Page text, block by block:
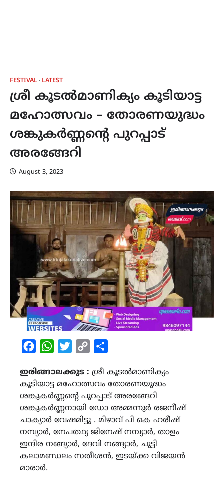
FESTIVAL LATEST
ശ്രീ കൂടൽമാണിക്യം കൂടിയാട്ട
മഹോത്സവം – തോരണയുദ്ധം
ശങ്കുകർണ്ണന്‍റെ പുറപ്പാട്
അരങ്ങേറി
August 3, 2023
FacebookWhatsAppTwitterCopy
ഇരിങ്ങാലക്കുട : ശ്രീ കൂടൽമാണിക്യം
കൂടിയാട്ട മഹോത്സവം തോരണയുദ്ധം
ശങ്കുകർണ്ണന്റെ പുറപ്പാട് അരങ്ങേറി
ശങ്കുകർണ്ണനായി ഡോ അമ്മന്നുർ രജനീഷ്
ചാക്യാർ വേഷമിട്ടു . മിഴാവ് പി കെ ഹരീഷ്
നമ്പ്യാർ, നേപത്ഥ്യ ജിനേഷ് നമ്പ്യാർ, താളം
ഇന്ദിര നങ്ങ്യാർ, ദേവി നങ്ങ്യാർ, ചുട്ടി
കലാമണ്ഡലം സതീശൻ, ഇടയ്ക്ക വിജയൻ
മാരാർ.